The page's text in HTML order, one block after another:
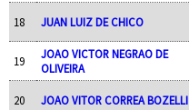
18 JUAN LUIZ DE CHICO
19
JOAO VICTOR NEGRAO DE
OLIVEIRA
20 JOAO VITOR CORREA BOZELLI